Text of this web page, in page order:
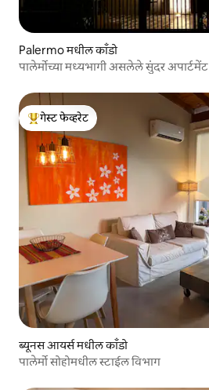
Palermo मधील काँडो
पालेर्मोच्या मध्यभागी असलेले सुंदर अपार्टमेंट
टॉप गेस्ट फेव्हरेट
गेस्ट फेव्हरेट
ब्यूनस आयर्स मधील काँडो
पालेर्मो सोहोमधील स्टाईल विभाग